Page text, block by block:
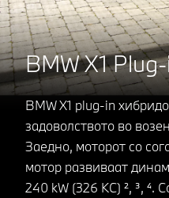
BMW X1
BMW X1 plug-in
задоволството во
Заедно, моторот со
мотор развиваат
240 kW (326 КС) ², ³, ⁴.